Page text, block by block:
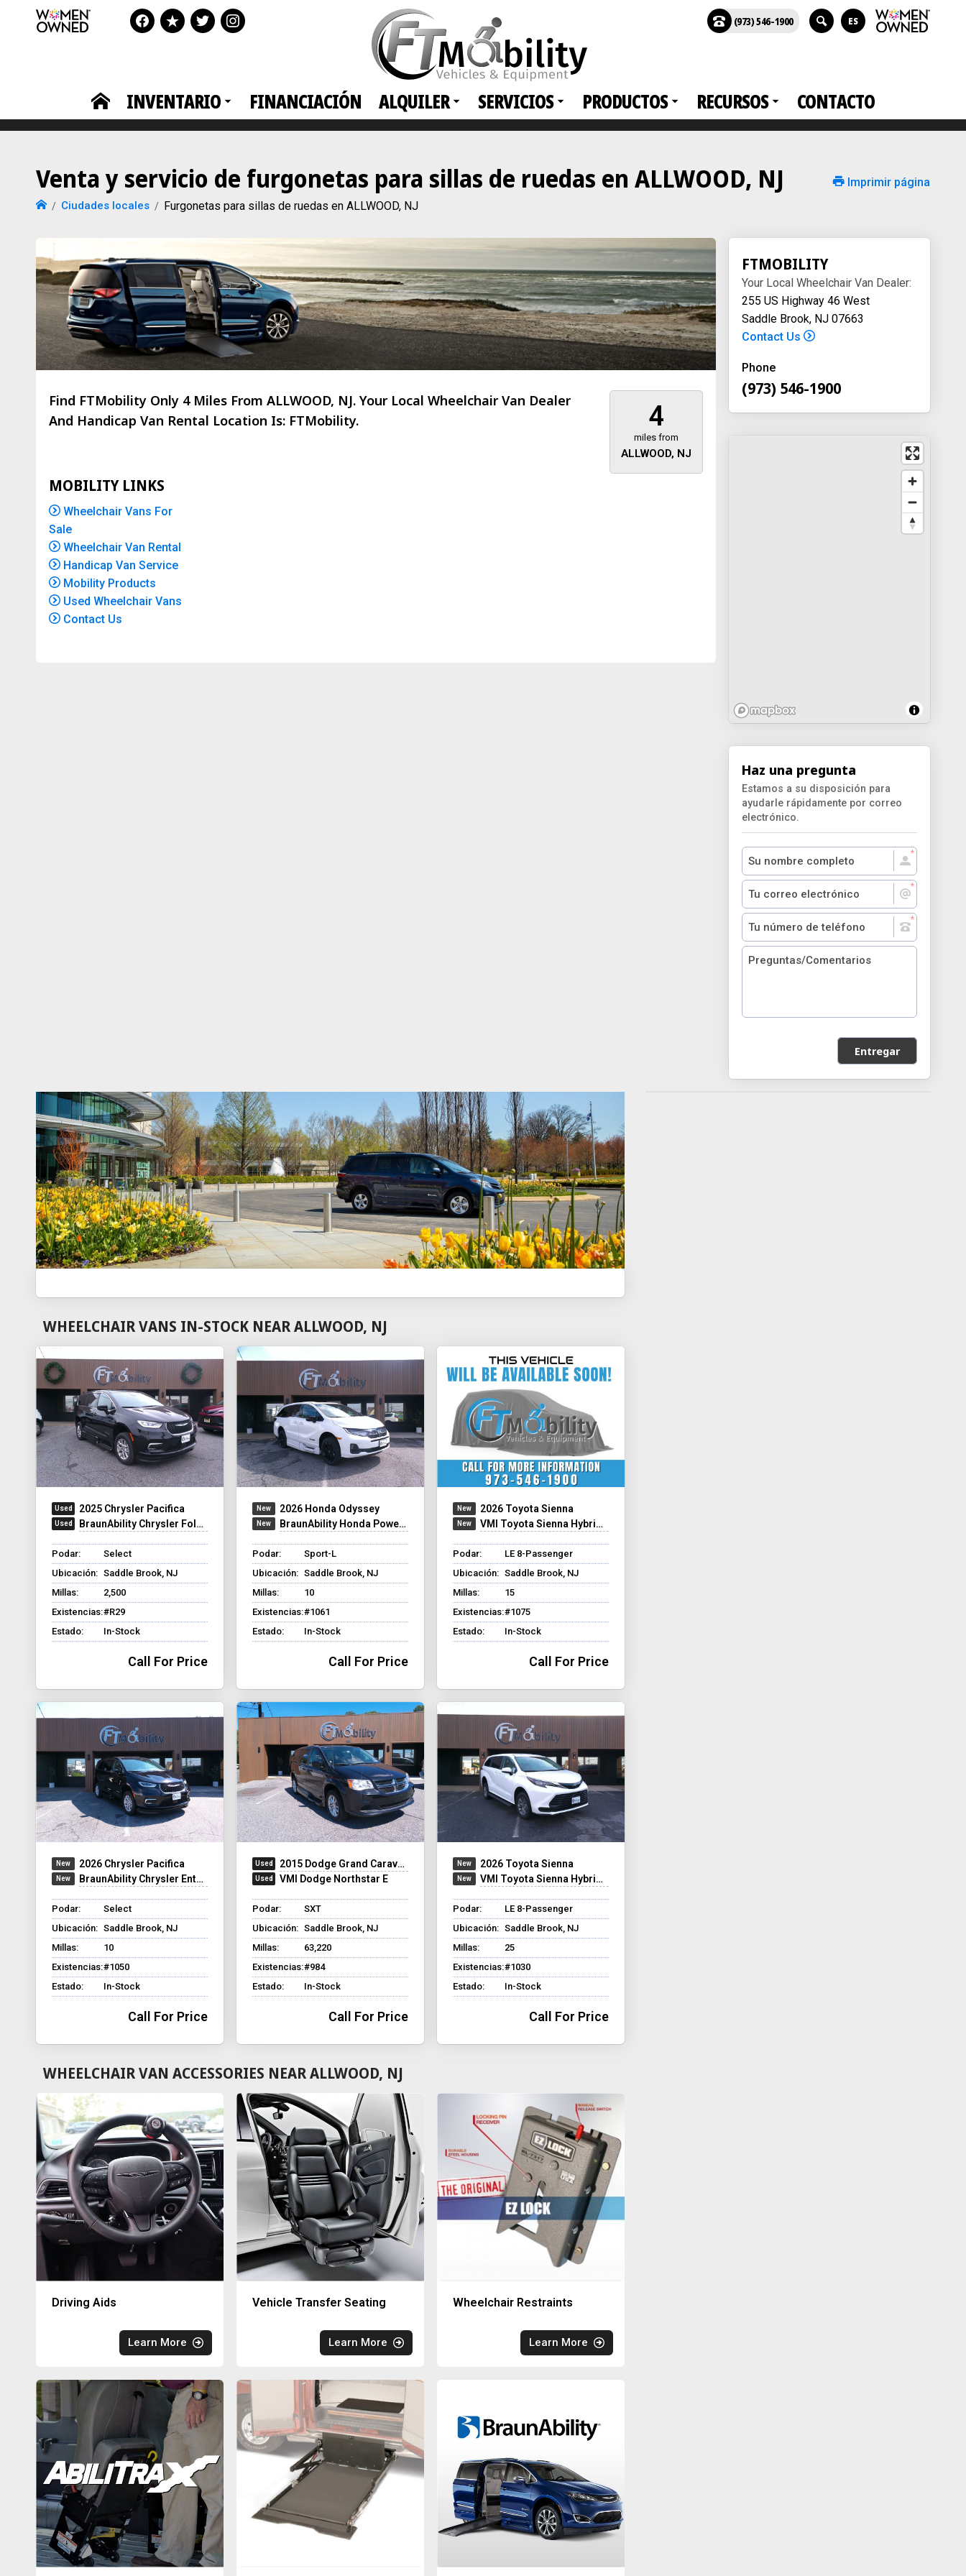
INVENTARIO FINANCIACIÓN ALQUILER SERVICIOS PRODUCTOS RECURSOS CONTACTO
(973) 546-1900 ES
Venta y servicio de furgonetas para sillas de ruedas en ALLWOOD, NJ
Ciudades locales Furgonetas para sillas de ruedas en ALLWOOD, NJ
Imprimir página
4
miles from
ALLWOOD, NJ
Find FTMobility Only 4 Miles From ALLWOOD, NJ. Your Local Wheelchair Van Dealer
And Handicap Van Rental Location Is: FTMobility.
MOBILITY LINKS
Wheelchair Vans For
Sale
Wheelchair Van Rental
Handicap Van Service
Mobility Products
Used Wheelchair Vans
Contact Us
FTMOBILITY
Your Local Wheelchair Van Dealer:
255 US Highway 46 West
Saddle Brook, NJ 07663
Contact Us
Phone
(973) 546-1900
FTMobility
About 473 miles away
Haz una pregunta
Estamos a su disposición para
ayudarle rápidamente por correo
electrónico.
Entregar
WHEELCHAIR VANS IN-STOCK NEAR ALLWOOD, NJ
2025 Chrysler Pacifica
BraunAbility Chrysler Foldout XT
Podar:
Select
Ubicación: Saddle Brook, NJ
Millas:
2,500
Existencias:#R29
Estado:
In-Stock
Call For Price
2026 Honda Odyssey
BraunAbility Honda Power Infloor
Podar:
Sport-L
Ubicación: Saddle Brook, NJ
Millas:
10
Existencias:#1061
Estado:
In-Stock
Call For Price
2026 Toyota Sienna
VMI Toyota Sienna Hybrid - Rear Entry - FWD
Podar:
LE 8-Passenger
Ubicación: Saddle Brook, NJ
Millas:
15
Existencias:#1075
Estado:
In-Stock
Call For Price
2026 Chrysler Pacifica
BraunAbility Chrysler Entervan XT
Podar:
Select
Ubicación: Saddle Brook, NJ
Millas:
10
Existencias:#1050
Estado:
In-Stock
Call For Price
2015 Dodge Grand Caravan
VMI Dodge Northstar E
Podar:
SXT
Ubicación: Saddle Brook, NJ
Millas:
63,220
Existencias:#984
Estado:
In-Stock
Call For Price
2026 Toyota Sienna
VMI Toyota Sienna Hybrid - Rear Entry - FWD
Podar:
LE 8-Passenger
Ubicación: Saddle Brook, NJ
Millas:
25
Existencias:#1030
Estado:
In-Stock
Call For Price
WHEELCHAIR VAN ACCESSORIES NEAR ALLWOOD, NJ
Driving Aids
Learn More
Vehicle Transfer Seating
Learn More
Wheelchair Restraints
Learn More